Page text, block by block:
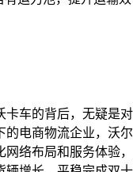
卡车的背后，无疑是对
的电商物流企业，沃尔
络布局和服务体验，